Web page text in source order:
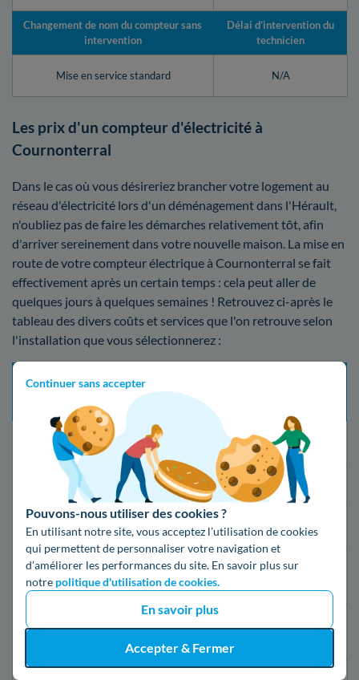
Continuer sans accepter
Pouvons-nous utiliser des cookies ?
En utilisant notre site, vous acceptez l’utilisation de cookies
qui permettent de personnaliser votre navigation et
d’améliorer les performances du site. En savoir plus sur
notre politique d'utilisation de cookies.
En savoir plus
Accepter & Fermer
Changement de nom du compteur sans
intervention
Délai d’intervention du
technicien
Mise en service standard N/A
Les prix d'un compteur d'électricité à
Cournonterral
Dans le cas où vous désireriez brancher votre logement au
réseau d'électricité lors d'un déménagement dans l'Hérault,
n'oubliez pas de faire les démarches relativement tôt, afin
d'arriver sereinement dans votre nouvelle maison. La mise en
route de votre compteur électrique à Cournonterral se fait
effectivement après un certain temps : cela peut aller de
quelques jours à quelques semaines ! Retrouvez ci-après le
tableau des divers coûts et services que l'on retrouve selon
l'installation que vous sélectionnerez :
Type de mise en service
Changement de fournisseur 21 jours Gratuit
Mise en service standard 5 jours ouvrés 16,79€
Mise en service express 2 jours ouvrés 55,07€
Mise en service d’urgence
24h après la
souscription
30 minutes 69,76€